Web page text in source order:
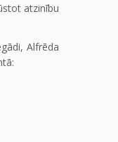
atzinību
Alfrēda